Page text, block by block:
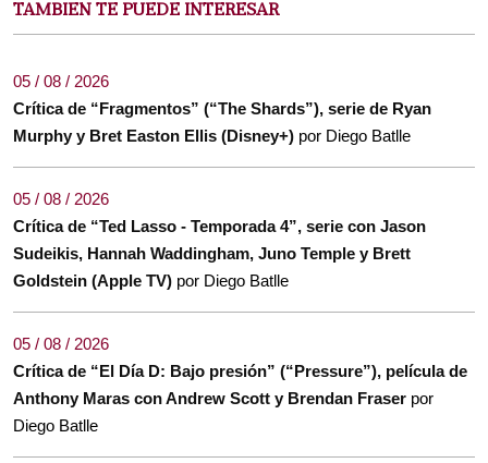
TAMBIEN TE PUEDE INTERESAR
05 / 08 / 2026
Crítica de “Fragmentos” (“The Shards”), serie de Ryan
Murphy y Bret Easton Ellis (Disney+) por Diego Batlle
05 / 08 / 2026
Crítica de “Ted Lasso - Temporada 4”, serie con Jason
Sudeikis, Hannah Waddingham, Juno Temple y Brett
Goldstein (Apple TV) por Diego Batlle
05 / 08 / 2026
Crítica de “El Día D: Bajo presión” (“Pressure”), película de
Anthony Maras con Andrew Scott y Brendan Fraser por
Diego Batlle